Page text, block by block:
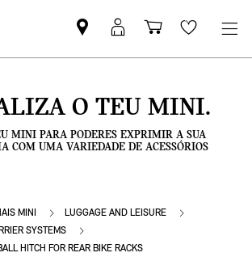
Pesquisar
parceiro
Iniciar
sessão
Carrinho
de
Wishlist
O TEU MINI.
MINI PARA PODERES EXPRIMIR A SUA
COM UMA VARIEDADE DE ACESSÓRIOS
MINI
LUGGAGE AND LEISURE
SYSTEMS
HITCH FOR REAR BIKE RACKS